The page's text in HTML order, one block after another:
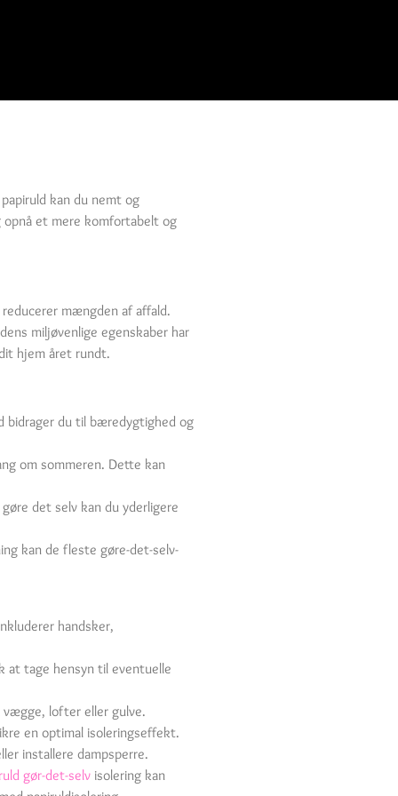
kan du nemt og
opnå et mere komfortabelt og
mængden af affald.
miljøvenlige egenskaber har
hjem året rundt.
bidrager du til bæredygtighed og
om sommeren. Dette kan
det selv kan du yderligere
kan de fleste gøre-det-selv-
handsker,
at tage hensyn til eventuelle
vægge, lofter eller gulve.
en optimal isoleringseffekt.
installere dampsperre.
gør-det-selv isolering kan